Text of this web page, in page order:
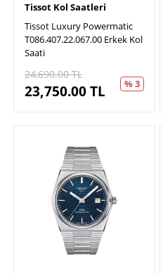
Tissot Kol Saatleri
Tissot Luxury Powermatic
T086.407.22.067.00 Erkek Kol
Saati
24,690.00TL
23,750.00TL % 3